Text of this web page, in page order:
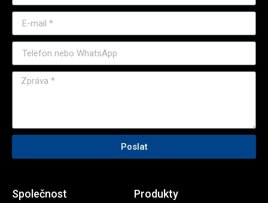
Poslat
Společnost Produkty